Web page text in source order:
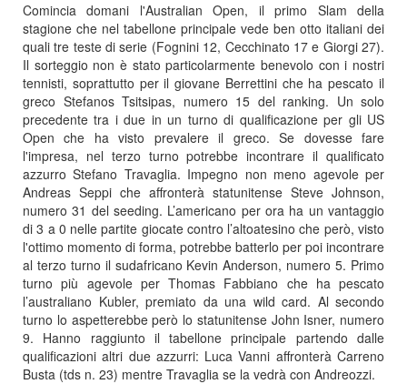
Comincia domani l'Australian Open, il primo Slam della
stagione che nel tabellone principale vede ben otto italiani dei
quali tre teste di serie (Fognini 12, Cecchinato 17 e Giorgi 27).
Il sorteggio non è stato particolarmente benevolo con i nostri
tennisti, soprattutto per il giovane Berrettini che ha pescato il
greco Stefanos Tsitsipas, numero 15 del ranking. Un solo
precedente tra i due in un turno di qualificazione per gli US
Open che ha visto prevalere il greco. Se dovesse fare
l'impresa, nel terzo turno potrebbe incontrare il qualificato
azzurro Stefano Travaglia. Impegno non meno agevole per
Andreas Seppi che affronterà statunitense Steve Johnson,
numero 31 del seeding. L’americano per ora ha un vantaggio
di 3 a 0 nelle partite giocate contro l’altoatesino che però, visto
l'ottimo momento di forma, potrebbe batterlo per poi incontrare
al terzo turno il sudafricano Kevin Anderson, numero 5. Primo
turno più agevole per Thomas Fabbiano che ha pescato
l’australiano Kubler, premiato da una wild card. Al secondo
turno lo aspetterebbe però lo statunitense John Isner, numero
9. Hanno raggiunto il tabellone principale partendo dalle
qualificazioni altri due azzurri: Luca Vanni affronterà Carreno
Busta (tds n. 23) mentre Travaglia se la vedrà con Andreozzi.